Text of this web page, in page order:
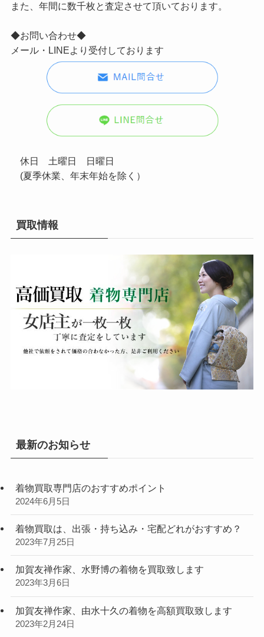
また、年間に数千枚と査定させて頂いております。
◆お問い合わせ◆
メール・LINEより受付しております
休日 土曜日 日曜日
(夏季休業、年末年始を除く）
買取情報
最新のお知らせ
着物買取専門店のおすすめポイント
2024年6月5日
着物買取は、出張・持ち込み・宅配どれがおすすめ？
2023年7月25日
加賀友禅作家、水野博の着物を買取致します
2023年3月6日
加賀友禅作家、由水十久の着物を高額買取致します
2023年2月24日